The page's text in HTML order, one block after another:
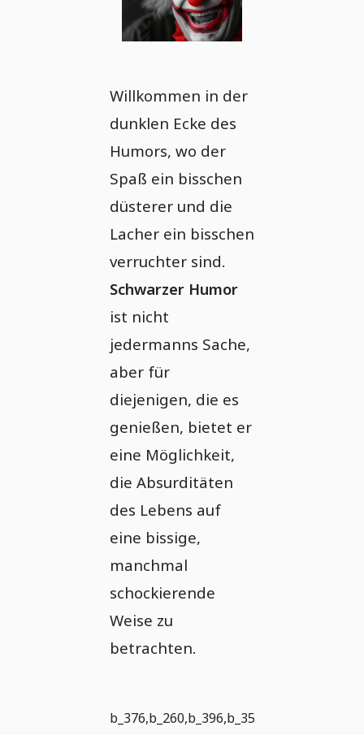
Willkommen in der
dunklen Ecke des
Humors, wo der
Spaß ein bisschen
düsterer und die
Lacher ein bisschen
verruchter sind.
Schwarzer Humor
ist nicht
jedermanns Sache,
aber für
diejenigen, die es
genießen, bietet er
eine Möglichkeit,
die Absurditäten
des Lebens auf
eine bissige,
manchmal
schockierende
Weise zu
betrachten.
b_376,b_260,b_396,b_354